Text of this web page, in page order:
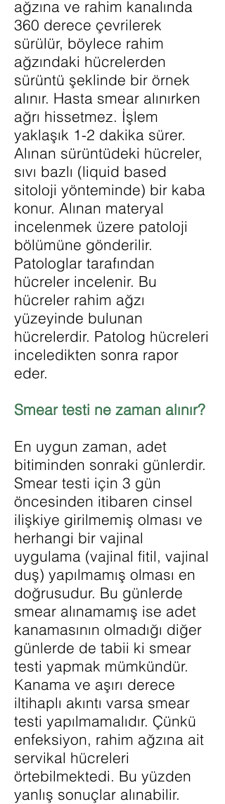
ağzına ve rahim kanalında
360 derece çevrilerek
sürülür, böylece rahim
ağzındaki hücrelerden
sürüntü şeklinde bir örnek
alınır. Hasta smear alınırken
ağrı hissetmez. İşlem
yaklaşık 1-2 dakika sürer.
Alınan sürüntüdeki hücreler,
sıvı bazlı (liquid based
sitoloji yönteminde) bir kaba
konur. Alınan materyal
incelenmek üzere patoloji
bölümüne gönderilir.
Patologlar tarafından
hücreler incelenir. Bu
hücreler rahim ağzı
yüzeyinde bulunan
hücrelerdir. Patolog hücreleri
inceledikten sonra rapor
eder.
Smear testi ne zaman alınır?
En uygun zaman, adet
bitiminden sonraki günlerdir.
Smear testi için 3 gün
öncesinden itibaren cinsel
ilişkiye girilmemiş olması ve
herhangi bir vajinal
uygulama (vajinal fitil, vajinal
duş) yapılmamış olması en
doğrusudur. Bu günlerde
smear alınamamış ise adet
kanamasının olmadığı diğer
günlerde de tabii ki smear
testi yapmak mümkündür.
Kanama ve aşırı derece
iltihaplı akıntı varsa smear
testi yapılmamalıdır. Çünkü
enfeksiyon, rahim ağzına ait
servikal hücreleri
örtebilmektedi. Bu yüzden
yanlış sonuçlar alınabilir.